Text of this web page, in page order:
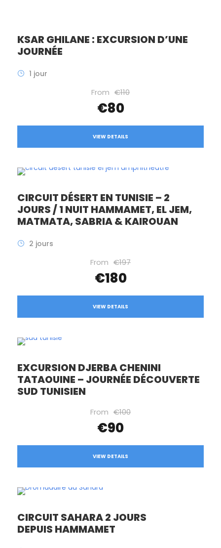
KSAR GHILANE : EXCURSION D’UNE
JOURNÉE
1 jour
From €110
€80
VIEW DETAILS
CIRCUIT DÉSERT EN TUNISIE – 2
JOURS / 1 NUIT HAMMAMET, EL JEM,
MATMATA, SABRIA & KAIROUAN
2 jours
From €197
€180
VIEW DETAILS
EXCURSION DJERBA CHENINI
TATAOUINE – JOURNÉE DÉCOUVERTE
SUD TUNISIEN
From €100
€90
VIEW DETAILS
CIRCUIT SAHARA 2 JOURS
DEPUIS HAMMAMET